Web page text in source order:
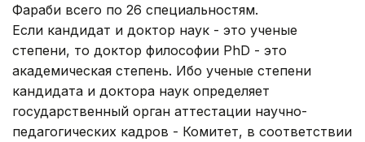
Фараби всего по 26 специальностям.
Если кандидат и доктор наук - это ученые
степени, то доктор философии PhD - это
академическая степень. Ибо ученые степени
кандидата и доктора наук определяет
государственный орган аттестации научно-
педагогических кадров - Комитет, в соответствии